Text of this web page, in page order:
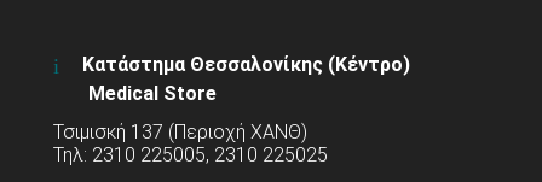
Κατάστημα Θεσσαλονίκης (Κέντρο)
Medical Store
Τσιμισκή 137 (Περιοχή ΧΑΝΘ)
Τηλ: 2310 225005, 2310 225025